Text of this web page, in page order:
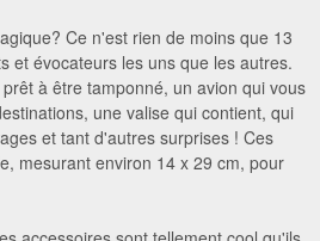
Ce n'est rien de moins que 13
et évocateurs les uns que les autres.
à être tamponné, un avion qui vous
une valise qui contient, qui
et tant d'autres surprises ! Ces
mesurant environ 14 x 29 cm, pour
Sachet de cotillons mystere